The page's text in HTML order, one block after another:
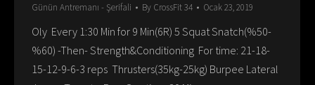
Günün Antremanı - Şerifali By CrossFit 34 Ocak 23, 2019
Oly Every 1:30 Min for 9 Min(6R) 5 Squat Snatch(%50-
%60) -Then- Strength&Conditioning For time: 21-18-
15-12-9-6-3 reps Thrusters(35kg-25kg) Burpee Lateral